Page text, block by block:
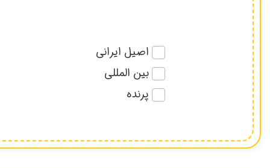
اصیل ایرانی
بین المللی
پرنده
تاریخی